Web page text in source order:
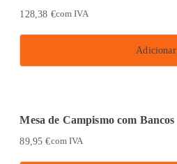
128,38 €com IVA
Adicionar
Mesa de Campismo com Bancos
89,95€com IVA